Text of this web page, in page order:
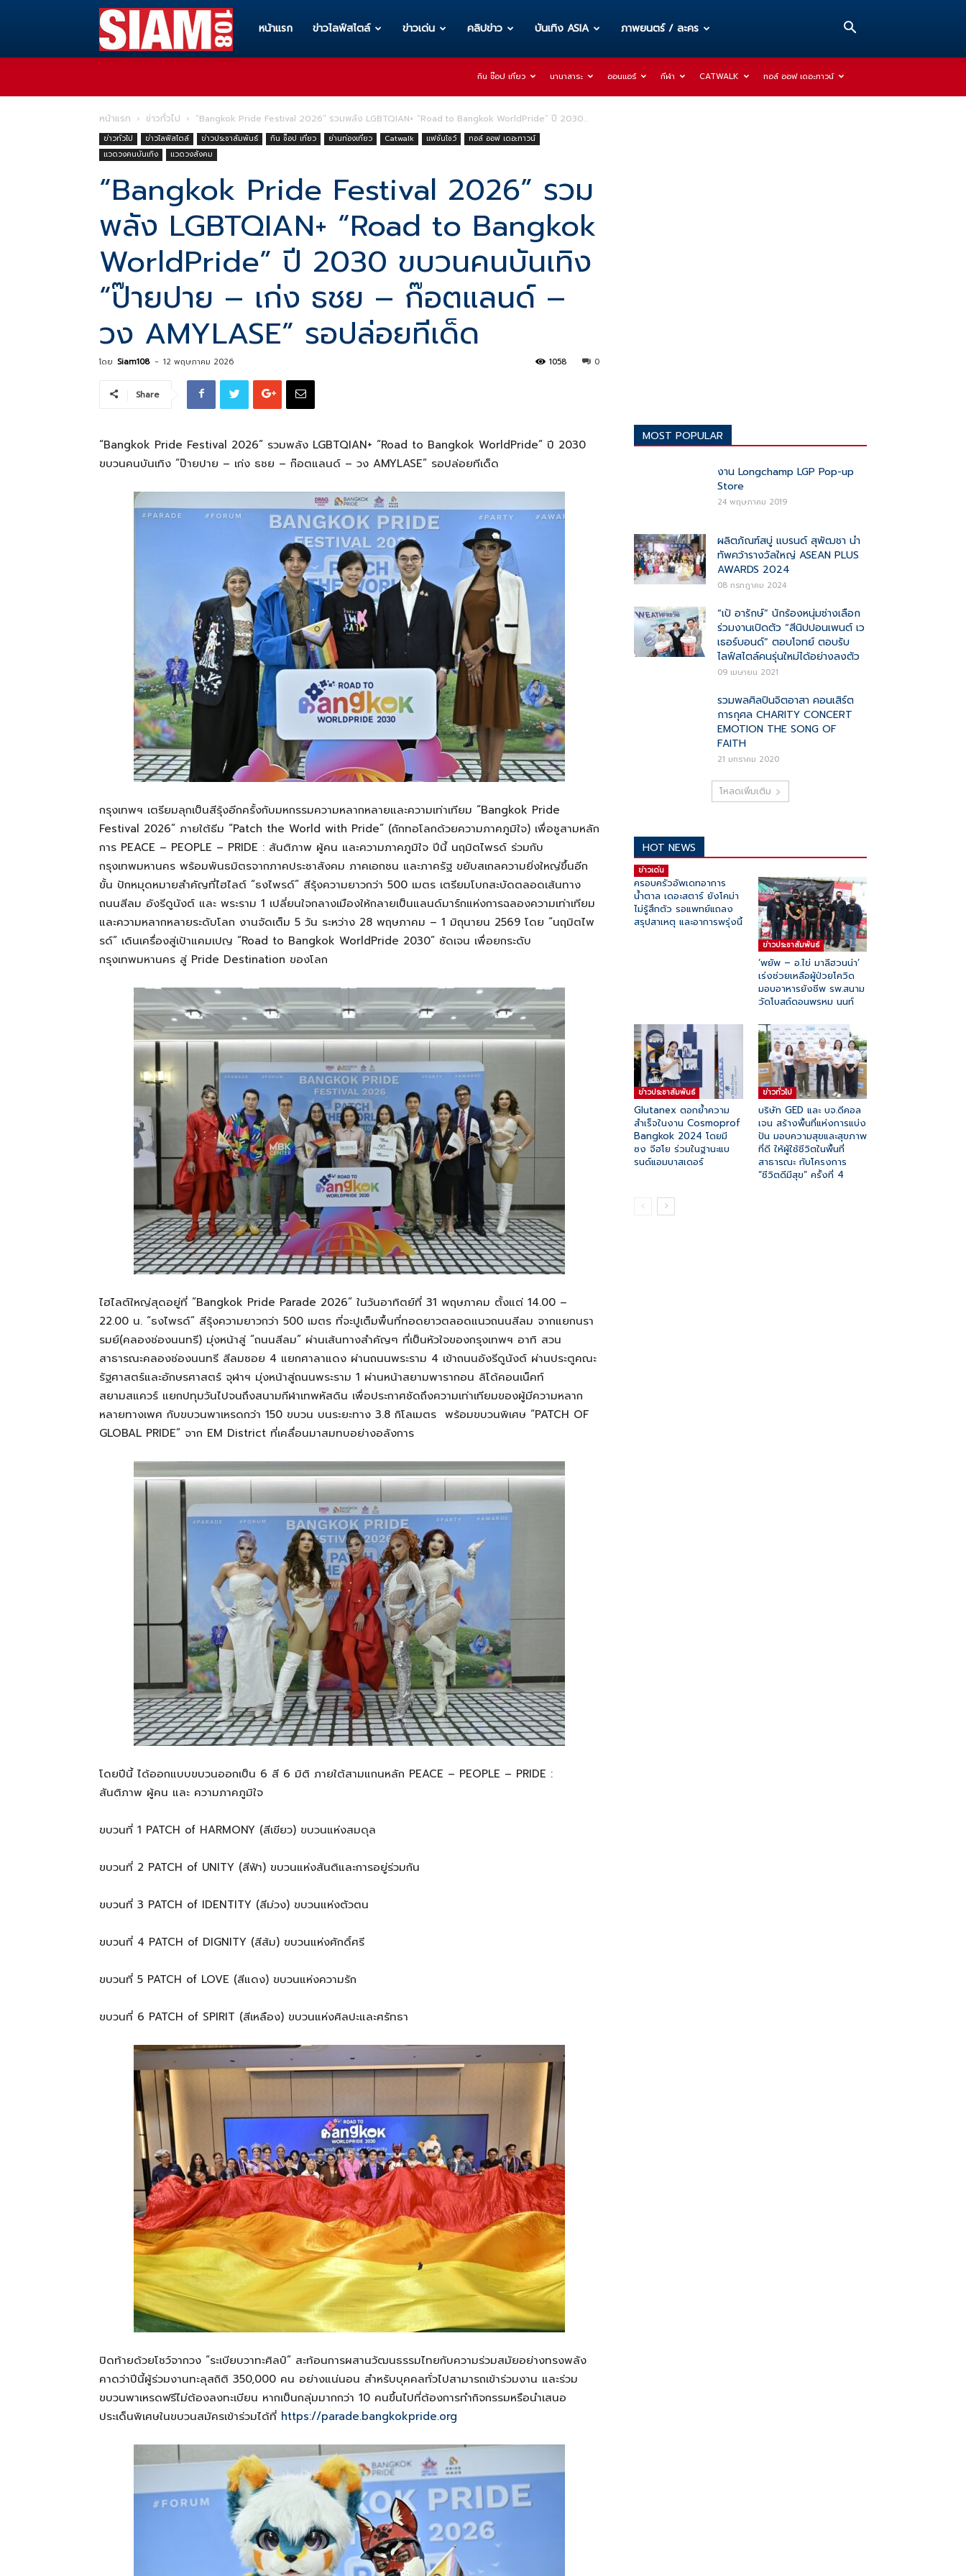
Siam108
ข่าวสาร
ทุก
เรื่อง
ความ
หน้าแรก ข่าวไลฟ์สไตล์ ข่าวเด่น คลิปข่าว บันเทิง ASIA ภาพยนตร์ / ละคร
กิน ช๊อป เที่ยว นานาสาระ ออนแอร์ กีฬา CATWALK ทอล์ ออฟ เดอะทาวน์
หน้าแรก ข่าวทั่วไป “Bangkok Pride Festival 2026” รวมพลัง LGBTQIAN+ “Road to Bangkok WorldPride” ปี 2030...
ข่าวทั่วไป ข่าวไลฟ์สไตล์ ข่าวประชาสัมพันธ์ กิน ช๊อป เที่ยว ย่านท่องเที่ยว Catwalk แฟชั่นโชว์
ทอล์ ออฟ เดอะทาวน์
แวดวงคนบันเทิง
แวดวงสังคม
“Bangkok Pride Festival 2026” รวม
พลัง LGBTQIAN+ “Road to Bangkok
WorldPride” ปี 2030 ขบวนคนบันเทิง
“ป๊ายปาย – เก่ง ธชย – ก๊อตแลนด์ –
วง AMYLASE” รอปล่อยทีเด็ด
โดย Siam108 - 12 พฤษภาคม 2026 0
1058
Share
“Bangkok Pride Festival 2026” รวมพลัง LGBTQIAN+ “Road to Bangkok WorldPride” ปี 2030
ขบวนคนบันเทิง “ป๊ายปาย – เก่ง ธชย – ก๊อตแลนด์ – วง AMYLASE” รอปล่อยทีเด็ด
กรุงเทพฯ เตรียมลุกเป็นสีรุ้งอีกครั้งกับมหกรรมความหลากหลายและความเท่าเทียม “Bangkok Pride
Festival 2026” ภายใต้ธีม “Patch the World with Pride” (ถักทอโลกด้วยความภาคภูมิใจ) เพื่อชูสามหลัก
การ PEACE – PEOPLE – PRIDE : สันติภาพ ผู้คน และความภาคภูมิใจ ปีนี้ นฤมิตไพรด์ ร่วมกับ
กรุงเทพมหานคร พร้อมพันธมิตรจากภาคประชาสังคม ภาคเอกชน และภาครัฐ ขยับสเกลความยิ่งใหญ่ขึ้นอีก
ขั้น ปักหมุดหมายสำคัญที่ไฮไลต์ “ธงไพรด์” สีรุ้งความยาวกว่า 500 เมตร เตรียมโบกสะบัดตลอดเส้นทาง
ถนนสีลม อังรีดูนังต์ และ พระราม 1 เปลี่ยนใจกลางเมืองให้กลายเป็นแลนด์มาร์กแห่งการฉลองความเท่าเทียม
และความหลากหลายระดับโลก งานจัดเต็ม 5 วัน ระหว่าง 28 พฤษภาคม – 1 มิถุนายน 2569 โดย “นฤมิตไพ
รด์” เดินเครื่องสู่เป้าแคมเปญ “Road to Bangkok WorldPride 2030” ชัดเจน เพื่อยกระดับ
กรุงเทพมหานคร สู่ Pride Destination ของโลก
ไฮไลต์ใหญ่สุดอยู่ที่ “Bangkok Pride Parade 2026” ในวันอาทิตย์ที่ 31 พฤษภาคม ตั้งแต่ 14.00 –
22.00 น. “ธงไพรด์” สีรุ้งความยาวกว่า 500 เมตร ที่จะปูเต็มพื้นที่ทอดยาวตลอดแนวถนนสีลม จากแยกนรา
รมย์(คลองช่องนนทรี) มุ่งหน้าสู่ “ถนนสีลม” ผ่านเส้นทางสำคัญๆ ที่เป็นหัวใจของกรุงเทพฯ อาทิ สวน
สาธารณะคลองช่องนนทรี สีลมซอย 4 แยกศาลาแดง ผ่านถนนพระราม 4 เข้าถนนอังรีดูนังต์ ผ่านประตูคณะ
รัฐศาสตร์และอักษรศาสตร์ จุฬาฯ มุ่งหน้าสู่ถนนพระราม 1 ผ่านหน้าสยามพารากอน ลิโด้คอนเน็คท์
สยามสแควร์ แยกปทุมวันไปจนถึงสนามกีฬาเทพหัสดิน เพื่อประกาศชัดถึงความเท่าเทียมของผู้มีความหลาก
หลายทางเพศ กับขบวนพาเหรดกว่า 150 ขบวน บนระยะทาง 3.8 กิโลเมตร พร้อมขบวนพิเศษ “PATCH OF
GLOBAL PRIDE” จาก EM District ที่เคลื่อนมาสมทบอย่างอลังการ
โดยปีนี้ ได้ออกแบบขบวนออกเป็น 6 สี 6 มิติ ภายใต้สามแกนหลัก PEACE – PEOPLE – PRIDE :
สันติภาพ ผู้คน และ ความภาคภูมิใจ
ขบวนที่ 1 PATCH of HARMONY (สีเขียว) ขบวนแห่งสมดุล
ขบวนที่ 2 PATCH of UNITY (สีฟ้า) ขบวนแห่งสันติและการอยู่ร่วมกัน
ขบวนที่ 3 PATCH of IDENTITY (สีม่วง) ขบวนแห่งตัวตน
ขบวนที่ 4 PATCH of DIGNITY (สีส้ม) ขบวนแห่งศักดิ์ศรี
ขบวนที่ 5 PATCH of LOVE (สีแดง) ขบวนแห่งความรัก
ขบวนที่ 6 PATCH of SPIRIT (สีเหลือง) ขบวนแห่งศิลปะและศรัทธา
ปิดท้ายด้วยโชว์จากวง “ระเบียบวาทะศิลป์” สะท้อนการผสานวัฒนธรรมไทยกับความร่วมสมัยอย่างทรงพลัง
คาดว่าปีนี้ผู้ร่วมงานทะลุสถิติ 350,000 คน อย่างแน่นอน สำหรับบุคคลทั่วไปสามารถเข้าร่วมงาน และร่วม
ขบวนพาเหรดฟรีไม่ต้องลงทะเบียน หากเป็นกลุ่มมากกว่า 10 คนขึ้นไปที่ต้องการทำกิจกรรมหรือนำเสนอ
ประเด็นพิเศษในขบวนสมัครเข้าร่วมได้ที่ https://parade.bangkokpride.org
MOST POPULAR
งาน Longchamp LGP Pop-up
Store
24 พฤษภาคม 2019
ผลิตภัณฑ์สบู่ แบรนด์ สุพัฒชา นำ
ทัพคว้ารางวัลใหญ่ ASEAN PLUS
AWARDS 2024
08 กรกฎาคม 2024
“เป้ อารักษ์” นักร้องหนุ่มช่างเลือก
ร่วมงานเปิดตัว “สีนิปปอนเพนต์ เว
เธอร์บอนด์” ตอบโจทย์ ตอบรับ
ไลฟ์สไตล์คนรุ่นใหม่ได้อย่างลงตัว
09 เมษายน 2021
รวมพลศิลปินจิตอาสา คอนเสิร์ต
การกุศล CHARITY CONCERT
EMOTION THE SONG OF
FAITH
21 มกราคม 2020
โหลดเพิ่มเติม
HOT NEWS
ข่าวเด่น
ครอบครัวอัพเดทอาการ
น้ำตาล เดอะสตาร์ ยังโคม่า
ไม่รู้สึกตัว รอแพทย์แถลง
สรุปสาเหตุ และอาการพรุ่งนี้
ข่าวประชาสัมพันธ์
‘พยัพ – อ.ไข่ มาลีฮวนน่า’
เร่งช่วยเหลือผู้ป่วยโควิด
มอบอาหารยังชีพ รพ.สนาม
วัดโบสถ์ดอนพรหม นนท์
ข่าวประชาสัมพันธ์
Glutanex ตอกย้ำความ
สำเร็จในงาน Cosmoprof
Bangkok 2024 โดยมี
ซง จีฮโย ร่วมในฐานะแบ
รนด์แอมบาสเดอร์
ข่าวทั่วไป
บริษัท GED และ บจ.ดีคอล
เจน สร้างพื้นที่แห่งการแบ่ง
ปัน มอบความสุขและสุขภาพ
ที่ดี ให้ผู้ใช้ชีวิตในพื้นที่
สาธารณะ กับโครงการ
“ชีวิตดีมีสุข” ครั้งที่ 4